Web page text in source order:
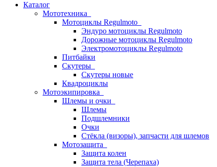
Каталог
Мототехника
Мотоциклы Regulmoto
Эндуро мотоциклы Regulmoto
Дорожные мотоциклы Regulmoto
Электромотоциклы Regulmoto
Питбайки
Скутеры
Скутеры новые
Квадроциклы
Мотоэкипировка
Шлемы и очки
Шлемы
Подшлемники
Очки
Стёкла (визоры), запчасти для шлемов
Мотозащита
Защита колен
Защита тела (Черепаха)